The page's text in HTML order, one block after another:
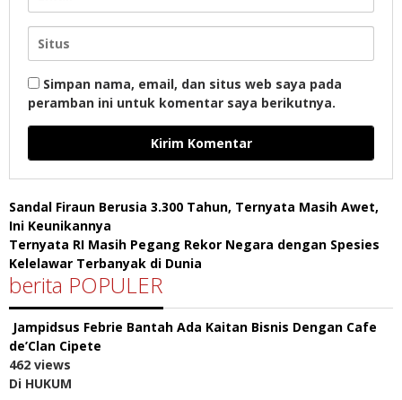
Simpan nama, email, dan situs web saya pada
peramban ini untuk komentar saya berikutnya.
Sandal Firaun Berusia 3.300 Tahun, Ternyata Masih Awet,
Ini Keunikannya
Ternyata RI Masih Pegang Rekor Negara dengan Spesies
Kelelawar Terbanyak di Dunia
berita POPULER
Jampidsus Febrie Bantah Ada Kaitan Bisnis Dengan Cafe
de’Clan Cipete
462 views
Di HUKUM